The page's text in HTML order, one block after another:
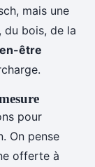
mais une
du bois, de la
être
pour
On pense
offerte à